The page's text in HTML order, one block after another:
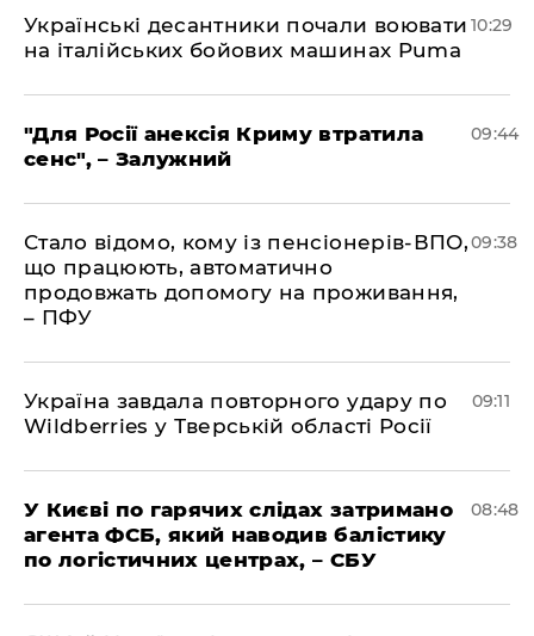
Українські десантники почали воювати
на італійських бойових машинах Puma
10:29
"Для Росії анексія Криму втратила
сенс", – Залужний
09:44
Стало відомо, кому із пенсіонерів-ВПО,
що працюють, автоматично
продовжать допомогу на проживання,
– ПФУ
09:38
Україна завдала повторного удару по
Wildberries у Тверській області Росії
09:11
У Києві по гарячих слідах затримано
агента ФСБ, який наводив балістику
по логістичних центрах, – СБУ
08:48